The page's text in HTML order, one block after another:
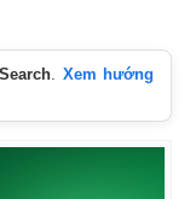
. Xem hướng